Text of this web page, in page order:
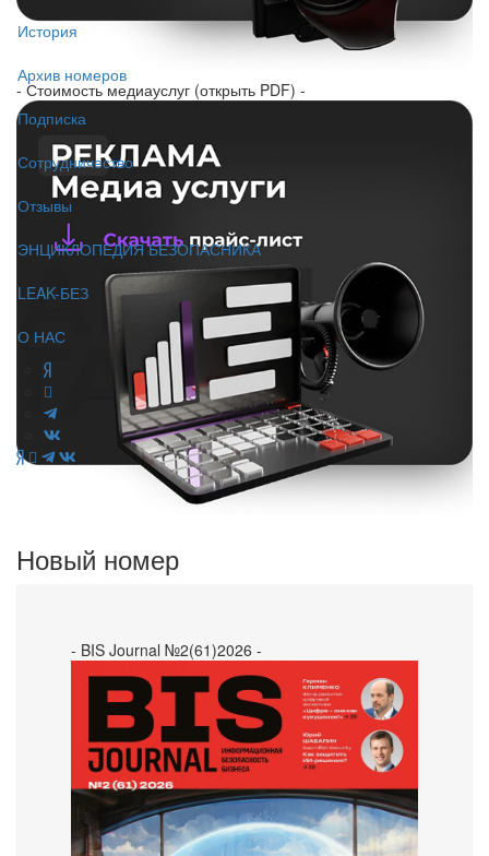
История
Архив номеров
Подписка
Сотрудничество
Отзывы
ЭНЦИКЛОПЕДИЯ БЕЗОПАСНИКА
LEAK-БЕЗ
О НАС
- Стоимость медиауслуг (открыть PDF) -
Новый номер
- BIS Journal №2(61)2026 -